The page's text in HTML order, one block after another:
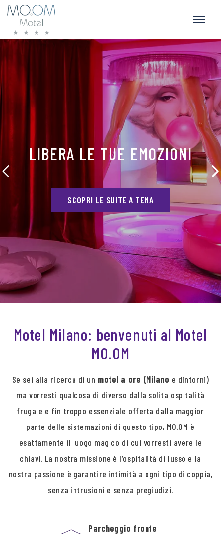
LIBERA LE TUE EMOZIONI
SCOPRI LE SUITE A TEMA
Motel Milano: benvenuti al Motel
MO.OM
Se sei alla ricerca di un motel a ore (Milano e dintorni)
ma vorresti qualcosa di diverso dalla solita ospitalità
frugale e fin troppo essenziale offerta dalla maggior
parte delle sistemazioni di questo tipo, MO.OM è
esattamente il luogo magico di cui vorresti avere le
chiavi. La nostra missione è l’ospitalità di lusso e la
nostra passione è garantire intimità a ogni tipo di coppia,
senza intrusioni e senza pregiudizi.
Parcheggio fronte